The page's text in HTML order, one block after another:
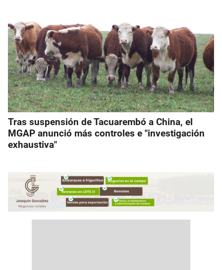
Tras suspensión de Tacuarembó a China, el
MGAP anunció más controles e "investigación
exhaustiva"